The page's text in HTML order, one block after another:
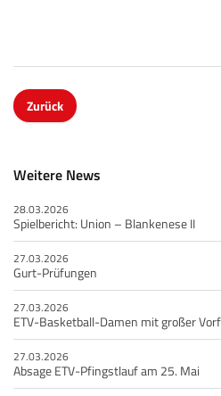
Zurück
Weitere News
28.03.2026
Spielbericht: Union – Blankenese II
27.03.2026
Gurt-Prüfungen
27.03.2026
ETV-Basketball-Damen mit großer
27.03.2026
Absage ETV-Pfingstlauf am 25. Mai